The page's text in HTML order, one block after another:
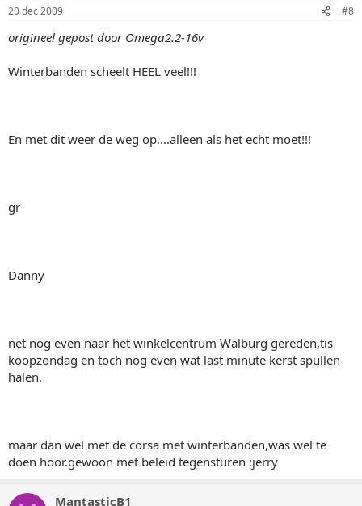
20 dec 2009 #8
origineel gepost door Omega2.2-16v
Winterbanden scheelt HEEL veel!!!
En met dit weer de weg op....alleen als het echt moet!!!
gr
Danny
net nog even naar het winkelcentrum Walburg gereden,tis
koopzondag en toch nog even wat last minute kerst spullen
halen.
maar dan wel met de corsa met winterbanden,was wel te
doen hoor.gewoon met beleid tegensturen :jerry
MantasticB1